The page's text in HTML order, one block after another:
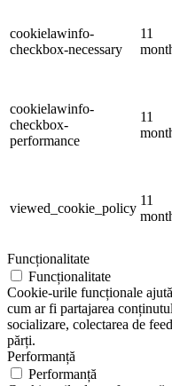
cookielawinfo-
checkbox-necessary
11
cookielawinfo-
checkbox-
performance
11
viewed_cookie_policy
11
Funcționalitate
Funcționalitate
Cookie-urile funcționale
cum ar fi partajarea
socializare, colectarea de
părți.
Performanță
Performanță